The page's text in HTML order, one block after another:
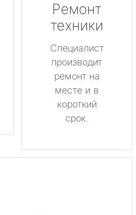
Ремонт
техники
Специалист
производит
ремонт на
месте и в
короткий
срок.